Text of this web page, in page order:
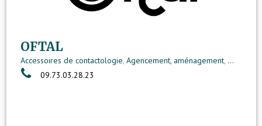
OFTAL
Accessoires de contactologie, Agencement, aménagement, ...
09.73.03.28.23